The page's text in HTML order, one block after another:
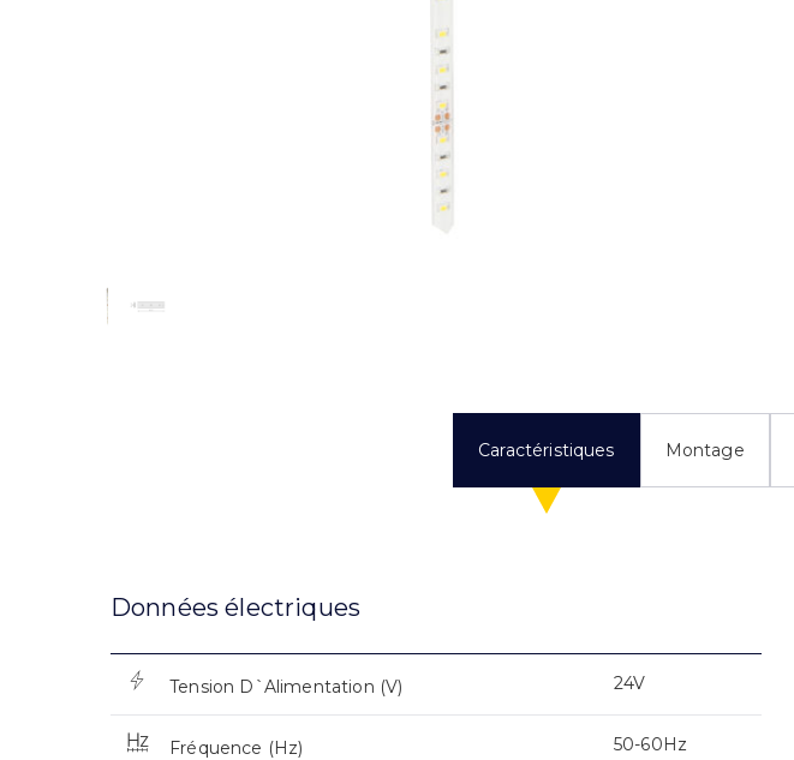
Caractéristiques Montage
Données électriques
Tension D`Alimentation (V) 24V
Fréquence (Hz) 50-60Hz